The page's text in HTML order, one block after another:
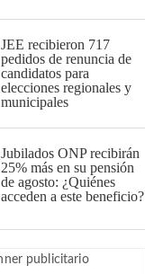
JEE recibieron 717
pedidos de renuncia de
candidatos para
elecciones regionales y
municipales
Jubilados ONP recibirán
25% más en su pensión
de agosto: ¿Quiénes
acceden a este beneficio?